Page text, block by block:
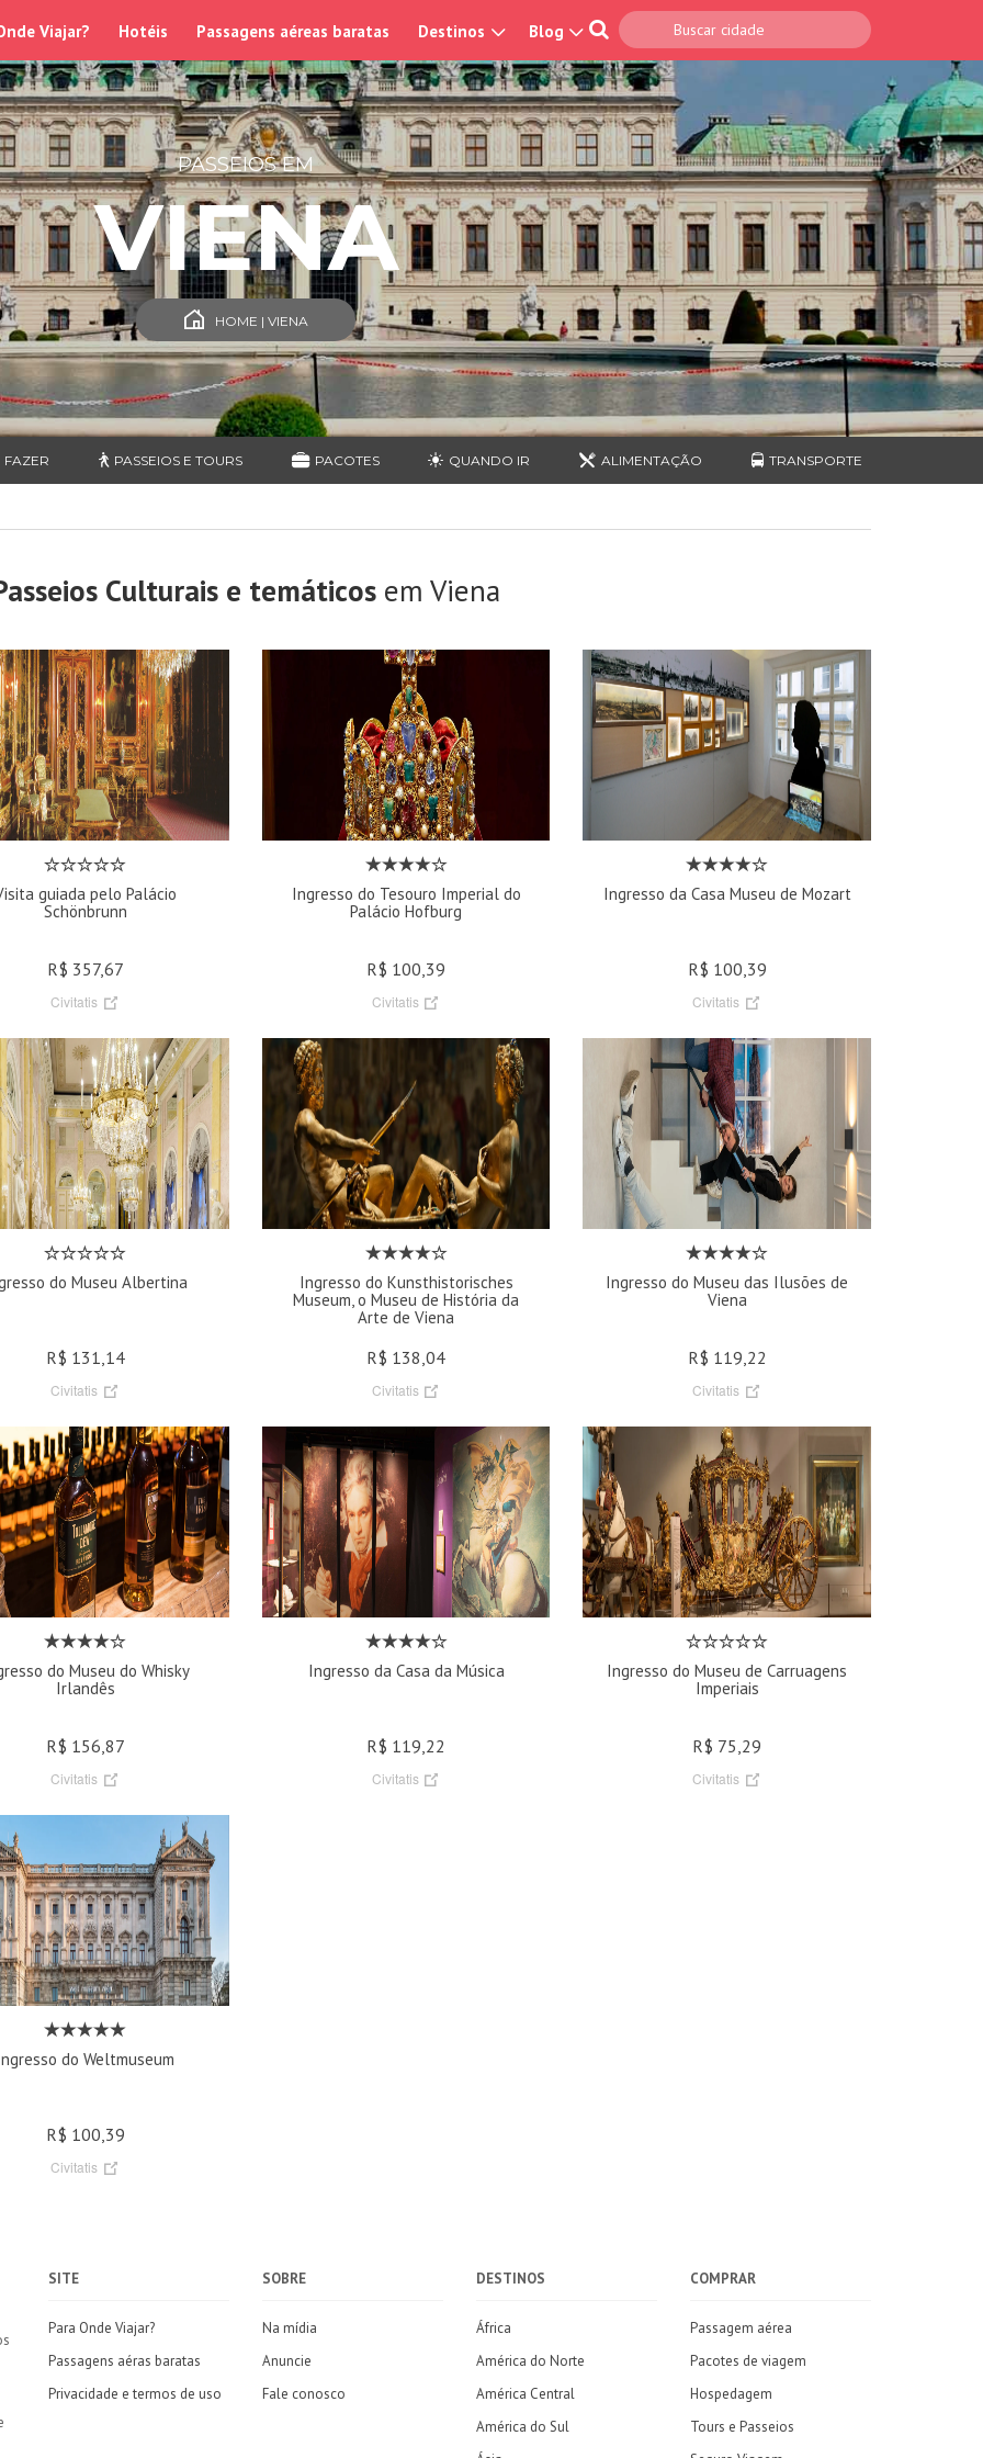
Viajar? Hotéis Passagens aéreas baratas Destinos Blog
PASSEIOS EM
VIENA
HOME | VIENA
PASSEIOS E TOURS PACOTES QUANDO IR ALIMENTAÇÃO TRANSPORTE
Culturais e temáticos em Viena
guiada pelo Palácio
Schönbrunn
R$ 357,67
Civitatis
Ingresso do Tesouro Imperial do
Palácio Hofburg
R$ 100,39
Civitatis
Ingresso da Casa Museu de Mozart
R$ 100,39
Civitatis
do Museu Albertina
R$ 131,14
Civitatis
Ingresso do Kunsthistorisches
Museum, o Museu de História da
Arte de Viena
R$ 138,04
Civitatis
Ingresso do Museu das Ilusões de
Viena
R$ 119,22
Civitatis
do Museu do Whisky
Irlandês
R$ 156,87
Civitatis
Ingresso da Casa da Música
R$ 119,22
Civitatis
Ingresso do Museu de Carruagens
Imperiais
R$ 75,29
Civitatis
do Weltmuseum
R$ 100,39
Civitatis
SITE
Para Onde Viajar?
Passagens aéras baratas
Privacidade e termos de uso
SOBRE
Na mídia
Anuncie
Fale conosco
DESTINOS
África
América do Norte
América Central
América do Sul
COMPRAR
Passagem aérea
Pacotes de viagem
Hospedagem
Tours e Passeios